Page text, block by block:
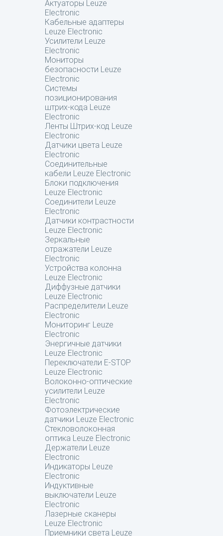
Актуаторы Leuze
Electronic
Кабельные адаптеры
Leuze Electronic
Усилители Leuze
Electronic
Мониторы
безопасности Leuze
Electronic
Системы
позиционирования
штрих-кода Leuze
Electronic
Ленты Штрих-код Leuze
Electronic
Датчики цвета Leuze
Electronic
Соединительные
кабели Leuze Electronic
Блоки подключения
Leuze Electronic
Соединители Leuze
Electronic
Датчики контрастности
Leuze Electronic
Зеркальные
отражатели Leuze
Electronic
Устройства колонна
Leuze Electronic
Диффузные датчики
Leuze Electronic
Распределители Leuze
Electronic
Мониторинг Leuze
Electronic
Энергичные датчики
Leuze Electronic
Переключатели E-STOP
Leuze Electronic
Волоконно-оптические
усилители Leuze
Electronic
Фотоэлектрические
датчики Leuze Electronic
Стекловолоконная
оптика Leuze Electronic
Держатели Leuze
Electronic
Индикаторы Leuze
Electronic
Индуктивные
выключатели Leuze
Electronic
Лазерные сканеры
Leuze Electronic
Приемники света Leuze